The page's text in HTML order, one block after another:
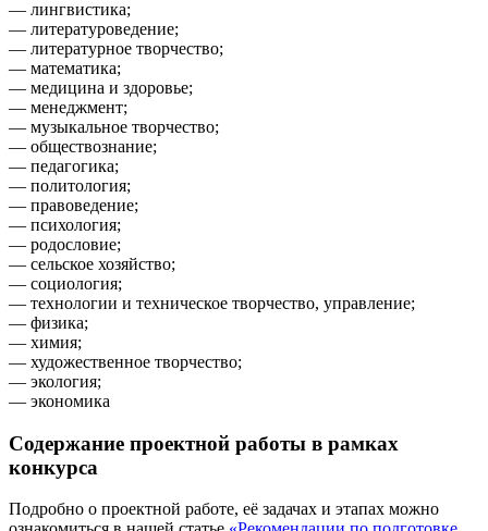
— лингвистика;
— литературоведение;
— литературное творчество;
— математика;
— медицина и здоровье;
— менеджмент;
— музыкальное творчество;
— обществознание;
— педагогика;
— политология;
— правоведение;
— психология;
— родословие;
— сельское хозяйство;
— социология;
— технологии и техническое творчество, управление;
— физика;
— химия;
— художественное творчество;
— экология;
— экономика
Содержание проектной работы в рамках
конкурса
Подробно о проектной работе, её задачах и этапах можно